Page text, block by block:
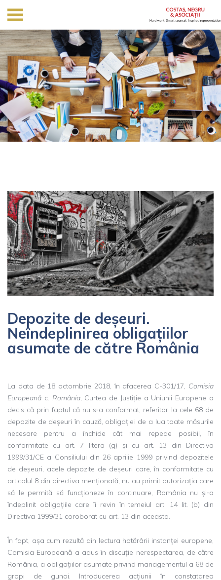
Depozite de deșeuri.
Neîndeplinirea obligațiilor
asumate de către România
La data de 18 octombrie 2018, în afacerea C-301/17, Comisia
Europeană c. România, Curtea de Justiție a Uniunii Europene a
decis că prin faptul că nu s‑a conformat, referitor la cele 68 de
depozite de deșeuri în cauză, obligației de a lua toate măsurile
necesare pentru a închide cât mai repede posibil, în
conformitate cu art. 7 litera (g) și cu art. 13 din Directiva
1999/31/CE a Consiliului din 26 aprilie 1999 privind depozitele
de deșeuri, acele depozite de deșeuri care, în conformitate cu
articolul 8 din directiva menționată, nu au primit autorizația care
să le permită să funcționeze în continuare, România nu și‑a
îndeplinit obligațiile care îi revin în temeiul art. 14 lit. (b) din
Directiva 1999/31 coroborat cu art. 13 din aceasta.
În fapt, așa cum rezultă din lectura hotărârii instanței europene,
Comisia Europeană a adus în discuție nerespectarea, de către
România, a obligațiilor asumate privind managementul a 68 de
gropi de gunoi. Introducerea acțiunii în constatarea